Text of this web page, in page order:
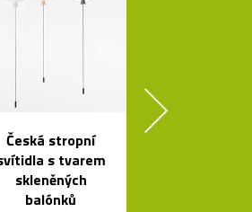
Česká stropní
s tvarem
skleněných
balónků